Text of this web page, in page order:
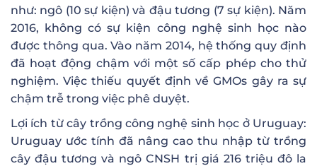
như: ngô (10 sự kiện) và đậu tương (7 sự kiện). Năm
2016, không có sự kiện công nghệ sinh học nào
được thông qua. Vào năm 2014, hệ thống quy định
đã hoạt động chậm với một số cấp phép cho thử
nghiệm. Việc thiếu quyết định về GMOs gây ra sự
chậm trễ trong việc phê duyệt.
Lợi ích từ cây trồng công nghệ sinh học ở Uruguay:
Uruguay ước tính đã nâng cao thu nhập từ trồng
cây đậu tương và ngô CNSH trị giá 216 triệu đô la